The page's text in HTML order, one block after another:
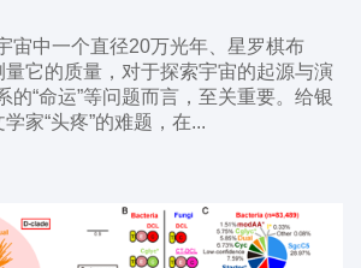
宙中一个直径20万光年、星罗棋布
量它的质量，对于探索宇宙的起源与演
的“命运”等问题而言，至关重要。给银
家“头疼”的难题，在...